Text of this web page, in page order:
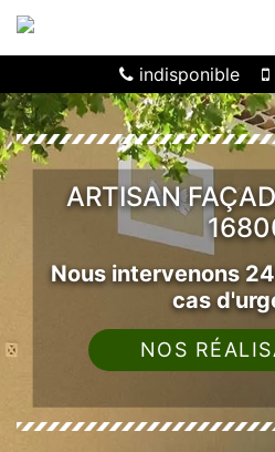
indisponible
ARTISAN
Nous intervenons
cas
NOS